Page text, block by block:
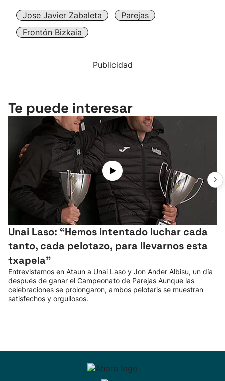
Jose Javier Zabaleta
Parejas
Frontón Bizkaia
Publicidad
Te puede interesar
Unai Laso: “Hemos intentado luchar cada
tanto, cada pelotazo, para llevarnos esta
txapela”
Entrevistamos en Ataun a Unai Laso y Jon Ander Albisu, un día
después de ganar el Campeonato de Parejas Aunque las
celebraciones se prolongaron, ambos pelotaris se muestran
satisfechos y orgullosos.